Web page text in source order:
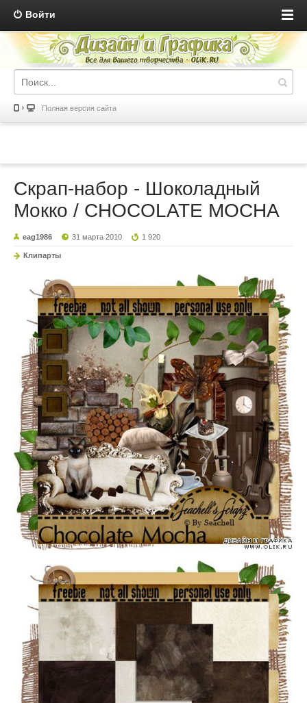
Войти
Полная версия сайта
Скрап-набор - Шоколадный
Мокко / CHOCOLATE MOCHA
eag1986 31 марта 2010 1 920
Клипарты